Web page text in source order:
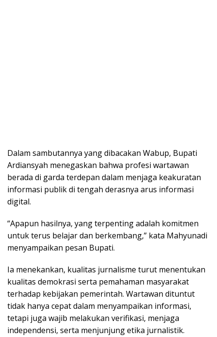
Dalam sambutannya yang dibacakan Wabup, Bupati
Ardiansyah menegaskan bahwa profesi wartawan
berada di garda terdepan dalam menjaga keakuratan
informasi publik di tengah derasnya arus informasi
digital.
“Apapun hasilnya, yang terpenting adalah komitmen
untuk terus belajar dan berkembang,” kata Mahyunadi
menyampaikan pesan Bupati.
Ia menekankan, kualitas jurnalisme turut menentukan
kualitas demokrasi serta pemahaman masyarakat
terhadap kebijakan pemerintah. Wartawan dituntut
tidak hanya cepat dalam menyampaikan informasi,
tetapi juga wajib melakukan verifikasi, menjaga
independensi, serta menjunjung etika jurnalistik.